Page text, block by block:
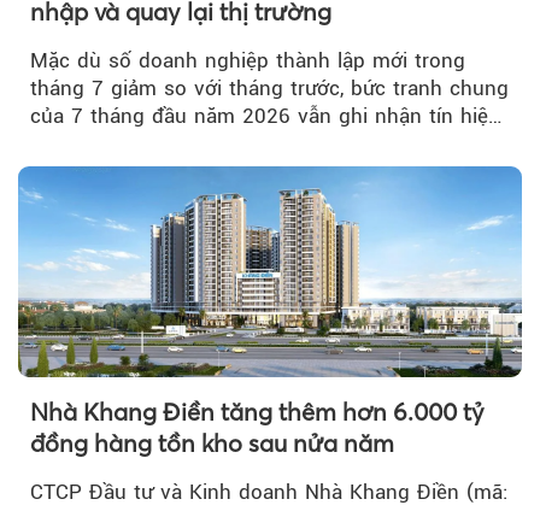
nhập và quay lại thị trường
Mặc dù số doanh nghiệp thành lập mới trong
tháng 7 giảm so với tháng trước, bức tranh chung
của 7 tháng đầu năm 2026 vẫn ghi nhận tín hiệu
Nhà Khang Điền tăng thêm hơn 6.000 tỷ
đồng hàng tồn kho sau nửa năm
CTCP Đầu tư và Kinh doanh Nhà Khang Điền (mã: